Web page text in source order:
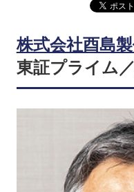
株式会社酉島
東証プライム